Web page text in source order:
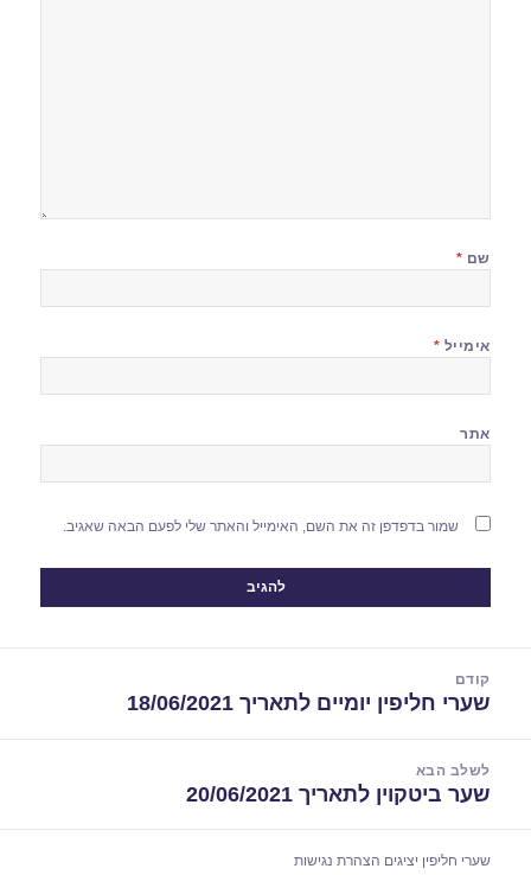
שם *
אימייל *
אתר
שמור בדפדפן זה את השם, האימייל והאתר שלי לפעם הבאה שאגיב.
קודם
הפוסט
שערי חליפין יומיים לתאריך 18/06/2021
לשלב הבא
הפוסט
שער ביטקוין לתאריך 20/06/2021
שערי חליפין יציגים הצהרת נגישות